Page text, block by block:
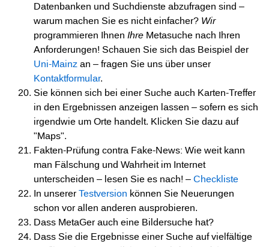
Datenbanken und Suchdienste abzufragen sind –
warum machen Sie es nicht einfacher? Wir
programmieren Ihnen Ihre Metasuche nach Ihren
Anforderungen! Schauen Sie sich das Beispiel der
Uni-Mainz an – fragen Sie uns über unser
Kontaktformular.
Sie können sich bei einer Suche auch Karten-Treffer
in den Ergebnissen anzeigen lassen – sofern es sich
irgendwie um Orte handelt. Klicken Sie dazu auf
"Maps".
Fakten-Prüfung contra Fake-News: Wie weit kann
man Fälschung und Wahrheit im Internet
unterscheiden – lesen Sie es nach! – Checkliste
In unserer Testversion können Sie Neuerungen
schon vor allen anderen ausprobieren.
Dass MetaGer auch eine Bildersuche hat?
Dass Sie die Ergebnisse einer Suche auf vielfältige